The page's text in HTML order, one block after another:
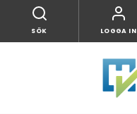
SÖK LOGGA IN